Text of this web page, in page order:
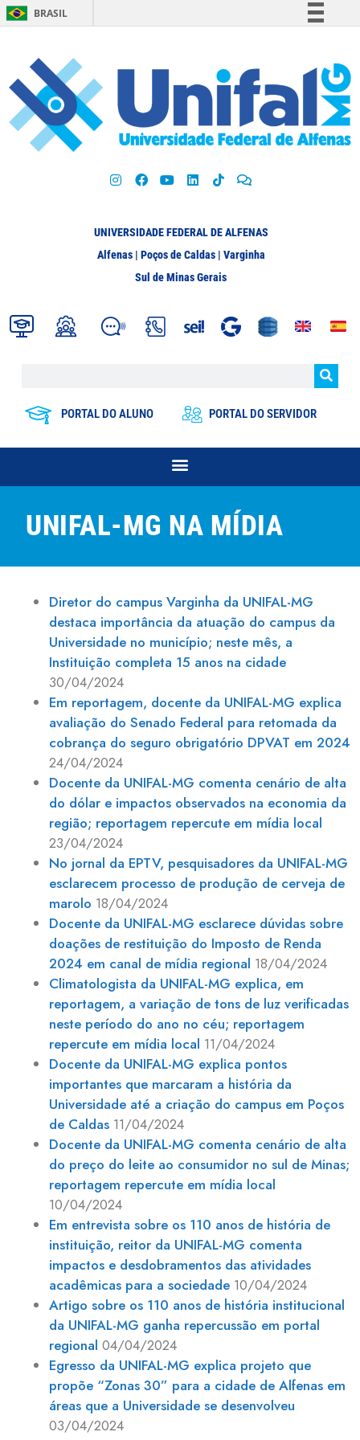
BRASIL
Participe
Acesso à informação
Legislação
UNIVERSIDADE FEDERAL DE ALFENAS
Alfenas | Poços de Caldas | Varginha
Sul de Minas Gerais
PORTAL DO ALUNO PORTAL DO SERVIDOR
UNIFAL-MG NA MÍDIA
Diretor do campus Varginha da UNIFAL-MG
destaca importância da atuação do campus da
Universidade no município; neste mês, a
Instituição completa 15 anos na cidade
30/04/2024
Em reportagem, docente da UNIFAL-MG explica
avaliação do Senado Federal para retomada da
cobrança do seguro obrigatório DPVAT em 2024
24/04/2024
Docente da UNIFAL-MG comenta cenário de alta
do dólar e impactos observados na economia da
região; reportagem repercute em mídia local
23/04/2024
No jornal da EPTV, pesquisadores da UNIFAL-MG
esclarecem processo de produção de cerveja de
marolo 18/04/2024
Docente da UNIFAL-MG esclarece dúvidas sobre
doações de restituição do Imposto de Renda
2024 em canal de mídia regional 18/04/2024
Climatologista da UNIFAL-MG explica, em
reportagem, a variação de tons de luz verificadas
neste período do ano no céu; reportagem
repercute em mídia local 11/04/2024
Docente da UNIFAL-MG explica pontos
importantes que marcaram a história da
Universidade até a criação do campus em Poços
de Caldas 11/04/2024
Docente da UNIFAL-MG comenta cenário de alta
do preço do leite ao consumidor no sul de Minas;
reportagem repercute em mídia local
10/04/2024
Em entrevista sobre os 110 anos de história de
instituição, reitor da UNIFAL-MG comenta
impactos e desdobramentos das atividades
acadêmicas para a sociedade 10/04/2024
Artigo sobre os 110 anos de história institucional
da UNIFAL-MG ganha repercussão em portal
regional 04/04/2024
Egresso da UNIFAL-MG explica projeto que
propõe “Zonas 30” para a cidade de Alfenas em
áreas que a Universidade se desenvolveu
03/04/2024